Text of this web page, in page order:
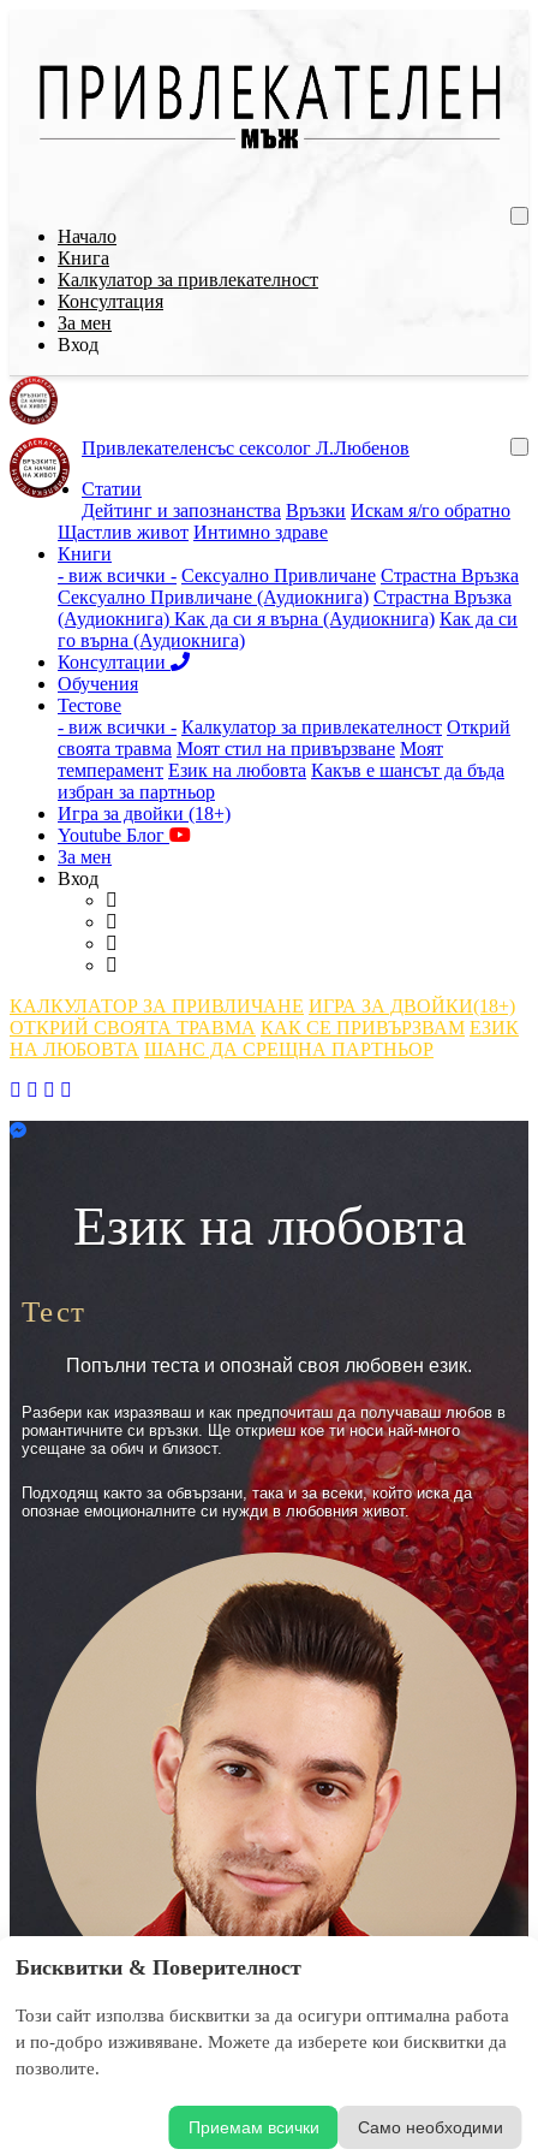
Начало
Книга
Калкулатор за привлекателност
Консултация
За мен
Вход
Привлекателенсъс сексолог Л.Любенов
Статии
Дейтинг и запознанства Връзки Искам я/го обратно
Щастлив живот Интимно здраве
Книги
- виж всички - Сексуално Привличане Страстна Връзка
Сексуално Привличане (Аудиокнига) Страстна Връзка
(Аудиокнига) Как да си я върна (Аудиокнига) Как да си
го върна (Аудиокнига)
Консултации
Обучения
Тестове
- виж всички - Калкулатор за привлекателност Открий
своята травма Моят стил на привързване Моят
темперамент Език на любовта Какъв е шансът да бъда
избран за партньор
Игра за двойки (18+)
Youtube Блог
За мен
Вход
КАЛКУЛАТОР ЗА ПРИВЛИЧАНЕ ИГРА ЗА ДВОЙКИ(18+)
ОТКРИЙ СВОЯТА ТРАВМА КАК СЕ ПРИВЪРЗВАМ ЕЗИК
НА ЛЮБОВТА ШАНС ДА СРЕЩНА ПАРТНЬОР
Facebook
Instagram
YouTube
Език на любовта
Тест
Попълни теста и опознай своя любовен език.
Разбери как изразяваш и как предпочиташ да получаваш любов в
романтичните си връзки. Ще откриеш кое ти носи най-много
усещане за обич и близост.
Подходящ както за обвързани, така и за всеки, който иска да
опознае емоционалните си нужди в любовния живот.
Отговори на въпросите ми а аз ще свърша
останалото.
Любослав Любенов, психолог, сексолог и коуч.
Започни теста
Бисквитки & Поверителност
Този сайт използва бисквитки за да осигури оптимална работа
и по-добро изживяване. Можете да изберете кои бисквитки да
позволите.
Приемам всички Само необходими